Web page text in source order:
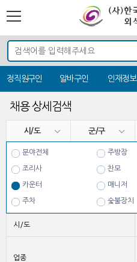
정직원구인 알바구인 인재정보
채용 상세검색
시/도 군/구
분야전체 주방장
조리사 찬모
카운터 매니저
주차 숯불장치
시/도
업종